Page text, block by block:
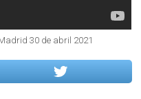
30 de abril 2021